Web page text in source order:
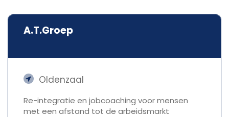
A.T.Groep
Oldenzaal
Re-integratie en jobcoaching voor mensen
met een afstand tot de arbeidsmarkt